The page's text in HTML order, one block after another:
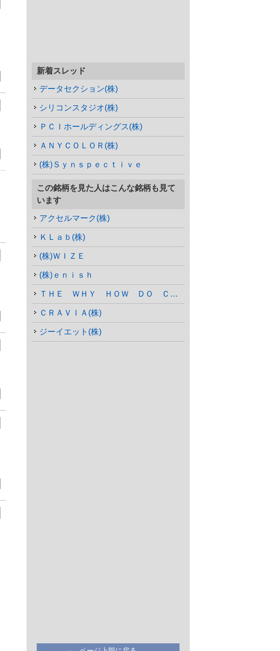
新着スレッド
データセクション(株)
シリコンスタジオ(株)
ＰＣＩホールディングス(株)
ＡＮＹＣＯＬＯＲ(株)
(株)Ｓｙｎｓｐｅｃｔｉｖｅ
この銘柄を見た人はこんな銘柄も見て
います
アクセルマーク(株)
ＫＬａｂ(株)
(株)ＷＩＺＥ
(株)ｅｎｉｓｈ
ＴＨＥ ＷＨＹ ＨＯＷ ＤＯ ＣＯＭＰＡＮＹ(株)
ＣＲＡＶＩＡ(株)
ジーイエット(株)